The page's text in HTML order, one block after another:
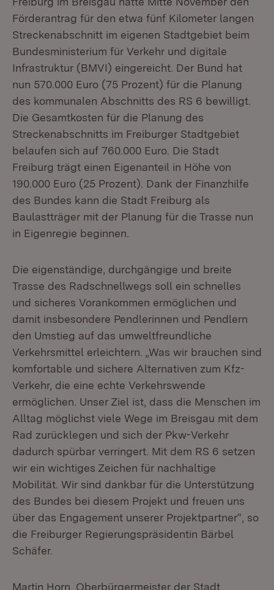
Förderantrag für den etwa fünf Kilometer langen
Streckenabschnitt im eigenen Stadtgebiet beim
Bundesministerium für Verkehr und digitale
Infrastruktur (BMVI) eingereicht. Der Bund hat
nun 570.000 Euro (75 Prozent) für die Planung
des kommunalen Abschnitts des RS 6 bewilligt.
Die Gesamtkosten für die Planung des
Streckenabschnitts im Freiburger Stadtgebiet
belaufen sich auf 760.000 Euro. Die Stadt
Freiburg trägt einen Eigenanteil in Höhe von
190.000 Euro (25 Prozent). Dank der Finanzhilfe
des Bundes kann die Stadt Freiburg als
Baulastträger mit der Planung für die Trasse nun
in Eigenregie beginnen.
Die eigenständige, durchgängige und breite
Trasse des Radschnellwegs soll ein schnelles
und sicheres Vorankommen ermöglichen und
damit insbesondere Pendlerinnen und Pendlern
den Umstieg auf das umweltfreundliche
Verkehrsmittel erleichtern. „Was wir brauchen sind
komfortable und sichere Alternativen zum Kfz-
Verkehr, die eine echte Verkehrswende
ermöglichen. Unser Ziel ist, dass die Menschen im
Alltag möglichst viele Wege im Breisgau mit dem
Rad zurücklegen und sich der Pkw-Verkehr
dadurch spürbar verringert. Mit dem RS 6 setzen
wir ein wichtiges Zeichen für nachhaltige
Mobilität. Wir sind dankbar für die Unterstützung
des Bundes bei diesem Projekt und freuen uns
über das Engagement unserer Projektpartner“, so
die Freiburger Regierungspräsidentin Bärbel
Schäfer.
Martin Horn, Oberbürgermeister der Stadt